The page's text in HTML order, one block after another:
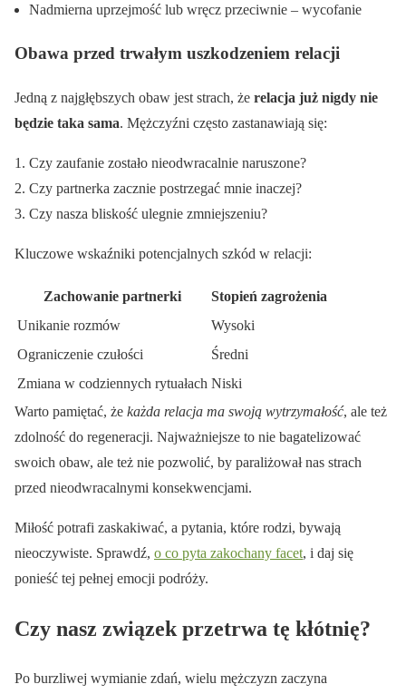
Nadmierna uprzejmość lub wręcz przeciwnie – wycofanie
Obawa przed trwałym uszkodzeniem relacji
Jedną z najgłębszych obaw jest strach, że relacja już nigdy nie
będzie taka sama. Mężczyźni często zastanawiają się:
Czy zaufanie zostało nieodwracalnie naruszone?
Czy partnerka zacznie postrzegać mnie inaczej?
Czy nasza bliskość ulegnie zmniejszeniu?
Kluczowe wskaźniki potencjalnych szkód w relacji:
Zachowanie partnerki
Stopień zagrożenia
Unikanie rozmów
Wysoki
Ograniczenie czułości
Średni
Zmiana w codziennych rytuałach Niski
Warto pamiętać, że każda relacja ma swoją wytrzymałość, ale też
zdolność do regeneracji. Najważniejsze to nie bagatelizować
swoich obaw, ale też nie pozwolić, by paraliżował nas strach
przed nieodwracalnymi konsekwencjami.
Miłość potrafi zaskakiwać, a pytania, które rodzi, bywają
nieoczywiste. Sprawdź, o co pyta zakochany facet, i daj się
ponieść tej pełnej emocji podróży.
Czy nasz związek przetrwa tę kłótnię?
Po burzliwej wymianie zdań, wielu mężczyzn zaczyna